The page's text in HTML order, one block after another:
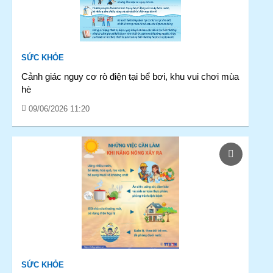
SỨC KHỎE
Cảnh giác nguy cơ rò điện tại bể bơi, khu vui chơi mùa
hè
09/06/2026 11:20
SỨC KHỎE